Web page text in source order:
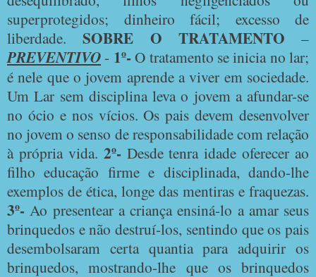
superprotegidos; dinheiro fácil; excesso de
liberdade.SOBRE O TRATAMENTO –
PREVENTIVO- 1º- O tratamento se inicia no lar;
é nele que o jovem aprende a viver em sociedade.
Um Lar sem disciplina leva o jovem a afundar-se
no ócio e nos vícios. Os pais devem desenvolver
no jovem o senso de responsabilidade com relação
à própria vida. 2º- Desde tenra idade oferecer ao
filho educação firme e disciplinada, dando-lhe
exemplos de ética, longe das mentiras e fraquezas.
3º- Ao presentear a criança ensiná-lo a amar seus
brinquedos e não destruí-los, sentindo que os pais
desembolsaram certa quantia para adquirir os
brinquedos, mostrando-lhe que os brinquedos